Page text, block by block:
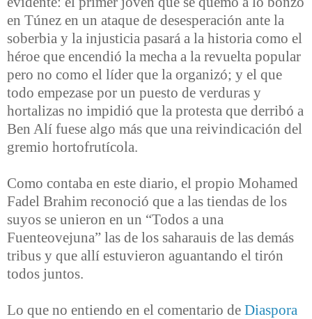
en Túnez en un ataque de desesperación ante la
soberbia y la injusticia pasará a la historia como el
héroe que encendió la mecha a la revuelta popular
pero no como el líder que la organizó; y el que
todo empezase por un puesto de verduras y
hortalizas no impidió que la protesta que derribó a
Ben Alí fuese algo más que una reivindicación del
gremio hortofrutícola.
Como contaba en este diario, el propio Mohamed
Fadel Brahim reconoció que a las tiendas de los
suyos se unieron en un “Todos a una
Fuenteovejuna” las de los saharauis de las demás
tribus y que allí estuvieron aguantando el tirón
todos juntos.
Lo que no entiendo en el comentario de Diaspora